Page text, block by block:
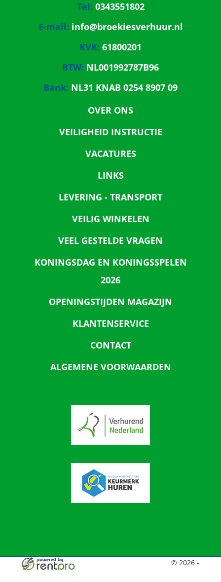
Tel: 0343551802
E-mail: info@broekiesverhuur.nl
KVK: 61800201
BTW: NL001992787B96
Bank: NL31 KNAB 0254 8907 09
OVER ONS
VEILIGHEID INSTRUCTIE
VACATURES
LINKS
LEVERING - TRANSPORT
VEILIG WINKELEN
VEEL GESTELDE VRAGEN
KONINGSDAG EN KONINGSSPELEN
2026
OPENINGSTIJDEN MAGAZIJN
KLANTENSERVICE
CONTACT
ALGEMENE VOORWAARDEN
© 2026 -